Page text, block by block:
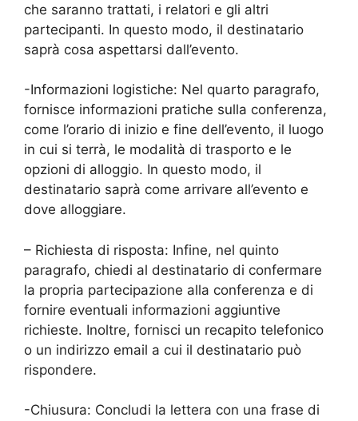
che saranno trattati, i relatori e gli altri
partecipanti. In questo modo, il destinatario
saprà cosa aspettarsi dall’evento.
-Informazioni logistiche: Nel quarto paragrafo,
fornisce informazioni pratiche sulla conferenza,
come l’orario di inizio e fine dell’evento, il luogo
in cui si terrà, le modalità di trasporto e le
opzioni di alloggio. In questo modo, il
destinatario saprà come arrivare all’evento e
dove alloggiare.
– Richiesta di risposta: Infine, nel quinto
paragrafo, chiedi al destinatario di confermare
la propria partecipazione alla conferenza e di
fornire eventuali informazioni aggiuntive
richieste. Inoltre, fornisci un recapito telefonico
o un indirizzo email a cui il destinatario può
rispondere.
-Chiusura: Concludi la lettera con una frase di